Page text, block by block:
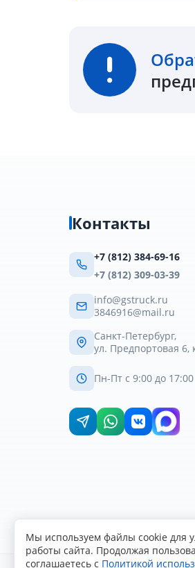
Контакты
+7 (812) 384-69-16
+7 (812) 309-03-39
info@gstruck.ru
3846916@mail.ru
Санкт-Петербург,
ул. Предпортовая 6,
Пн-Пт с 9:00 до 17:00
Мы используем файлы cookie для
работы сайта. Продолжая
соглашаетесь с Политикой